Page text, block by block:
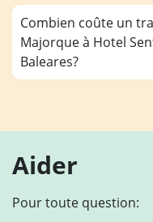
Combien coûte un
Majorque à Hotel
Baleares?
Aider
Pour toute question: